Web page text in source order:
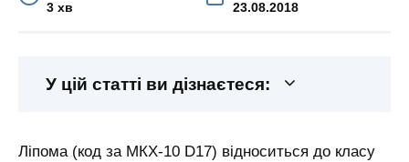
3 хв 23.08.2018
У цій статті ви дізнаєтеся:
Ліпома (код за МКХ-10 D17) відноситься до класу